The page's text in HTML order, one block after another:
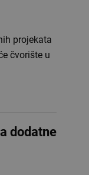
projekata
čvorište u
dodatne